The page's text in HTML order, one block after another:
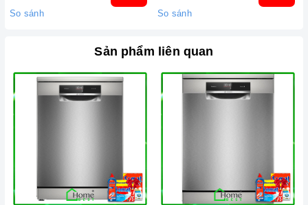
hàng tận tâm và chính sách bảo hành, hậu mãi chuyên nghiệp
Home Best Care - Trung tâm bảo trì, sửa
So sánh So sánh
Sản phẩm liên quan